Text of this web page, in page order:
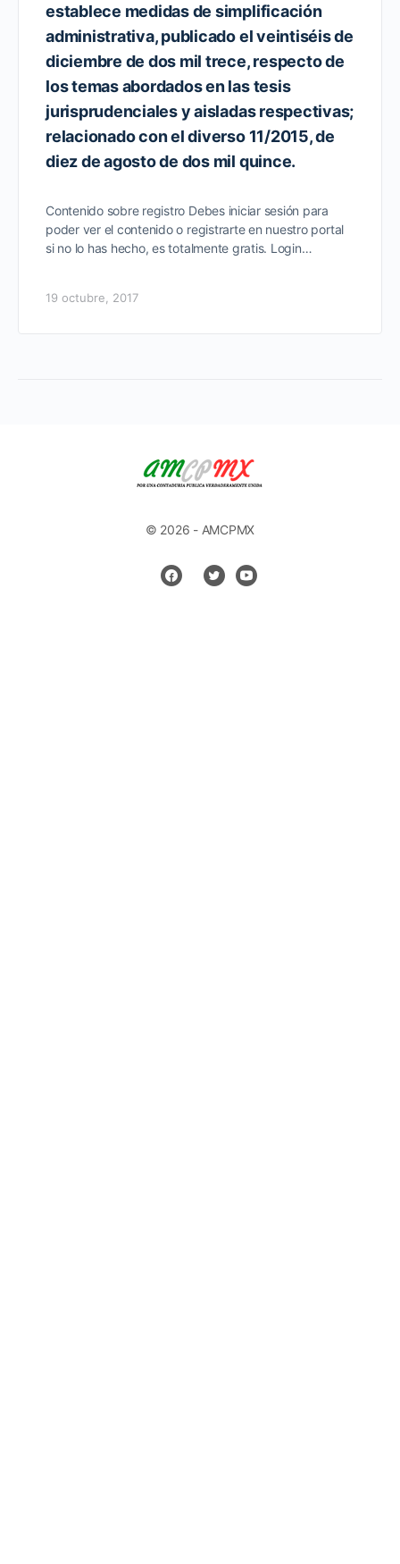
establece medidas de simplificación
administrativa, publicado el veintiséis de
diciembre de dos mil trece, respecto de
los temas abordados en las tesis
jurisprudenciales y aisladas respectivas;
relacionado con el diverso 11/2015, de
diez de agosto de dos mil quince.
Contenido sobre registro Debes iniciar sesión para
poder ver el contenido o registrarte en nuestro portal
si no lo has hecho, es totalmente gratis. Login…
19 octubre, 2017
© 2026 - AMCPMX